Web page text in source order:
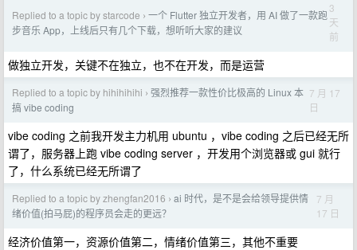
Replied to a topic by starcode › 一个 Flutter 独立开发者，用 AI 做了一款跑
步音乐 App，上线后只有几个下载，想听听大家的建议
3
天
前
做独立开发，关键不在独立，也不在开发，而是运营
Replied to a topic by hihihihihi › 强烈推荐一款性价比极高的 Linux 本
搞 vibe coding
7 月 17
日
vibe coding 之前我开发主力机用 ubuntu ，vibe coding 之后已经无所
谓了，服务器上跑 vibe coding server ，开发用个浏览器或 gui 就行
了，什么系统已经无所谓了
Replied to a topic by zhengfan2016 › ai 时代，是不是会给领导提供情
绪价值(拍马屁)的程序员会走的更远？
7 月
17 日
经济价值第一，资源价值第二，情绪价值第三，其他不重要